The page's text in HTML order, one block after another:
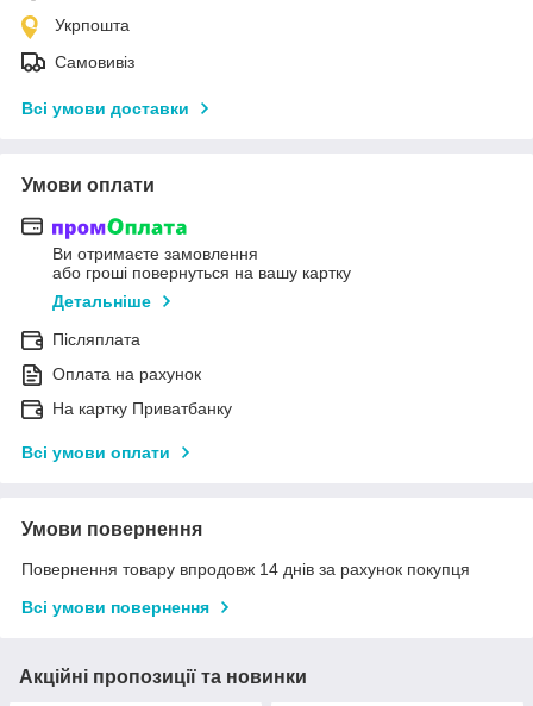
Укрпошта
Самовивіз
Всі умови доставки
Умови оплати
Ви отримаєте замовлення
або гроші повернуться на вашу картку
Детальніше
Післяплата
Оплата на рахунок
На картку Приватбанку
Всі умови оплати
Умови повернення
Повернення товару впродовж 14 днів за рахунок покупця
Всі умови повернення
Акційні пропозиції та новинки